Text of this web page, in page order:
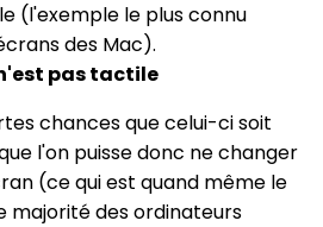
(l'exemple le plus connu
des Mac).
pas tactile
chances que celui-ci soit
l'on puisse donc ne changer
(ce qui est quand même le
majorité des ordinateurs